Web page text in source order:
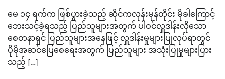
မေ ၁၄ ရက်က ဖြစ်ပွားခဲ့သည့် ဆိုင်ကလုန်းမုန်တိုင်း မိုခါကြောင့်
ဘေးသင့်ခဲ့ရသည့် ပြည်သူများအတွက် ပါဝင်လှူဒါန်းလိုသော
စေတနာရှင် ပြည်သူများအနေဖြင့် လှူဒါန်းမှုများပြုလုပ်ရာတွင်
ပိုမိုအဆင်ပြေစေရေးအတွက် ပြည်သူများ အသုံးပြုမှုများပြား
သည့် […]